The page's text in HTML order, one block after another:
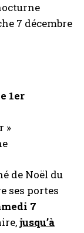
7 décembre
1er
»
de Noël du
ses portes
7
jusqu’à